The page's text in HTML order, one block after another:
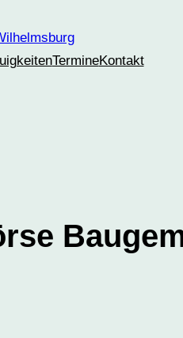
TermineKontakt